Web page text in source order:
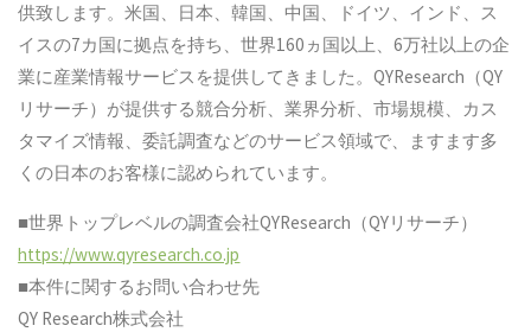
供致します。米国、日本、韓国、中国、ドイツ、インド、ス
イスの7カ国に拠点を持ち、世界160ヵ国以上、6万社以上の企
業に産業情報サービスを提供してきました。QYResearch（QY
リサーチ）が提供する競合分析、業界分析、市場規模、カス
タマイズ情報、委託調査などのサービス領域で、ますます多
くの日本のお客様に認められています。
■世界トップレベルの調査会社QYResearch（QYリサーチ）
https://www.qyresearch.co.jp
■本件に関するお問い合わせ先
QY Research株式会社